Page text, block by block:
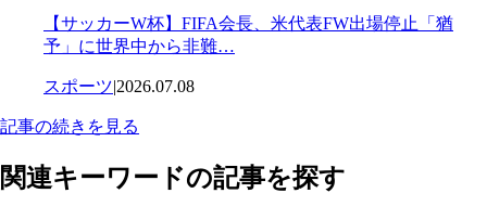
【サッカーW杯】FIFA会長、米代表FW出場停止「猶
予」に世界中から非難…
スポーツ|2026.07.08
記事の続きを見る
関連キーワードの記事を探す